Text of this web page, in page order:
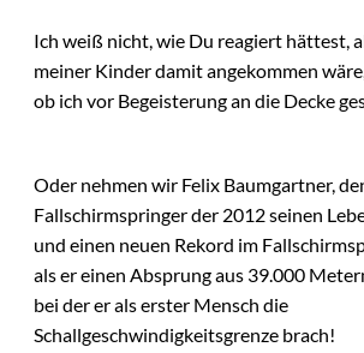
Ich weiß nicht, wie Du reagiert hättest,
meiner Kinder damit angekommen
ob ich vor Begeisterung an die Decke
Oder nehmen wir Felix Baumgartner,
Fallschirmspringer der 2012 seinen
und einen neuen Rekord im
als er einen Absprung aus 39.000
bei der er als erster Mensch die
Schallgeschwindigkeitsgrenze brach!